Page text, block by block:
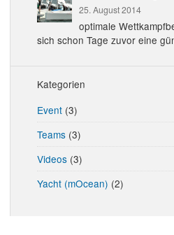
25. August 2014
optimale
sich schon Tage zuvor eine
Kategorien
Event(3)
Teams(3)
Videos(3)
Yacht (mOcean) (2)